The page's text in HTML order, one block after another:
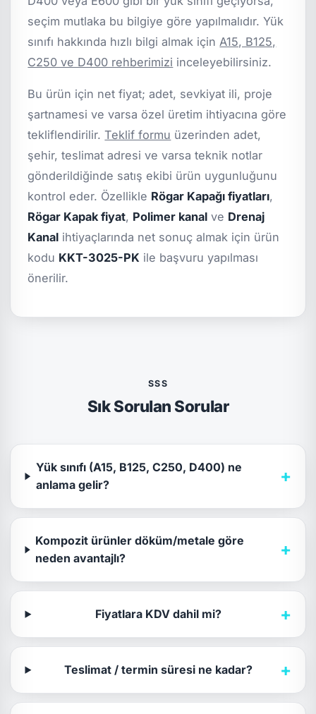
seçim mutlaka bu bilgiye göre yapılmalıdır. Yük
sınıfı hakkında hızlı bilgi almak içinA15, B125,
C250 ve D400 rehberimizi inceleyebilirsiniz.
Bu ürün için net fiyat; adet, sevkiyat ili, proje
şartnamesi ve varsa özel üretim ihtiyacına göre
tekliflendirilir.Teklif formu üzerinden adet,
şehir, teslimat adresi ve varsa teknik notlar
gönderildiğinde satış ekibi ürün uygunluğunu
kontrol eder. Özellikle Rögar Kapağı fiyatları,
Rögar Kapak fiyat, Polimer kanal ve Drenaj
Kanal ihtiyaçlarında net sonuç almak için ürün
kodu KKT-3025-PK ile başvuru yapılması
önerilir.
SSS
Sık Sorulan Sorular
Yük sınıfı (A15, B125, C250, D400) ne
anlama gelir?
+
Kompozit ürünler döküm/metale göre
neden avantajlı?
+
Fiyatlara KDV dahil mi? +
Teslimat / termin süresi ne kadar? +